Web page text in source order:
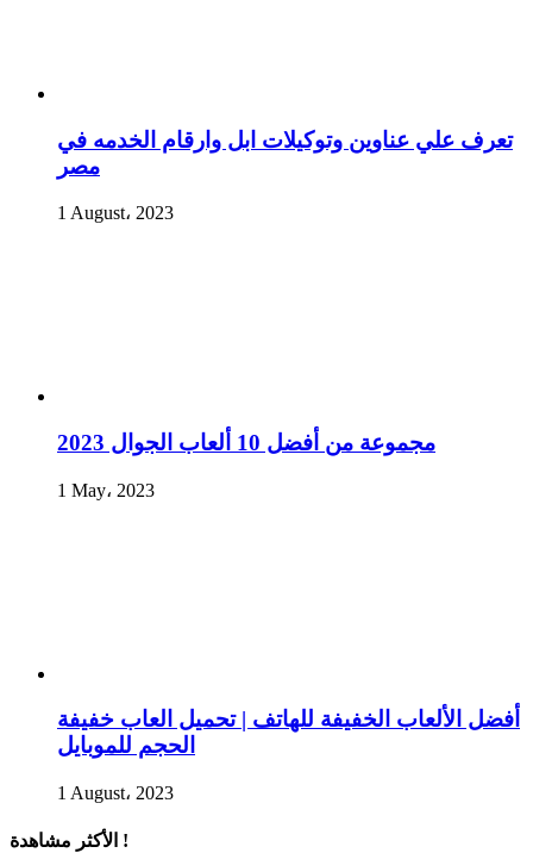
تعرف علي عناوين وتوكيلات ابل وارقام الخدمه في
مصر
1 August، 2023
مجموعة من أفضل 10 ألعاب الجوال 2023
1 May، 2023
أفضل الألعاب الخفيفة للهاتف | تحميل العاب خفيفة
الحجم للموبايل
1 August، 2023
الأكثر مشاهدة !